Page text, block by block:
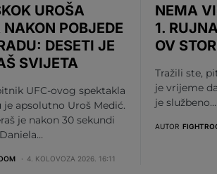
UROŠA
POBJEDE
DESETI JE
SVIJETA
UFC-ovog spektakla
je apsolutno Uroš Medić.
je nakon 30 sekundi
4. KOLOVOZA 2026. 16:11
NEMA
1.
OV
Tražili ste,
je vrijeme
je službeno…
AUTOR